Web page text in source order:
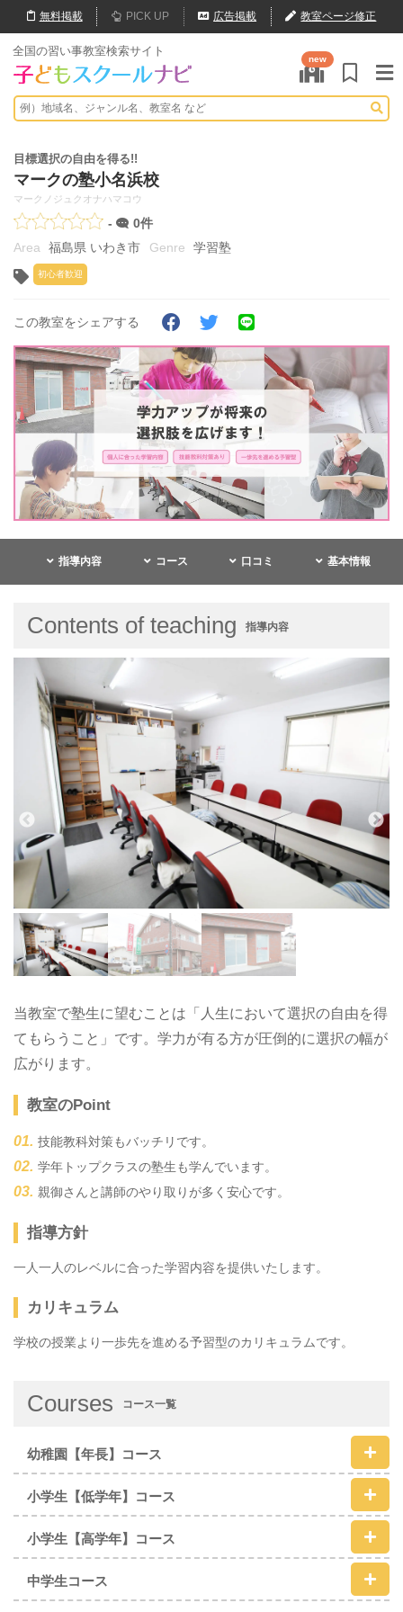
無料掲載 PICK UP 広告掲載 教室ページ修正
全国の習い事教室検索サイト
new
目標選択の自由を得る!!
マークの塾小名浜校
マークノジュクオナハマコウ
-
0件
福島県 いわき市
学習塾
初心者歓迎
この教室をシェアする
指導内容 コース 口コミ 基本情報
Contents of teaching 指導内容
当教室で塾生に望むことは「人生において選択の自由を得
てもらうこと」です。学力が有る方が圧倒的に選択の幅が
広がります。
教室のPoint
技能教科対策もバッチリです。
学年トップクラスの塾生も学んでいます。
親御さんと講師のやり取りが多く安心です。
指導方針
一人一人のレベルに合った学習内容を提供いたします。
カリキュラム
学校の授業より一歩先を進める予習型のカリキュラムです。
Courses コース一覧
幼稚園【年長】コース
小学生【低学年】コース
小学生【高学年】コース
中学生コース